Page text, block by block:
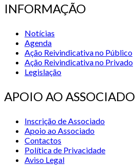
INFORMAÇÃO
Notícias
Agenda
Ação Reivindicativa no Público
Ação Reivindicativa no Privado
Legislação
APOIO AO ASSOCIADO
Inscrição de Associado
Apoio ao Associado
Contactos
Política de Privacidade
Aviso Legal